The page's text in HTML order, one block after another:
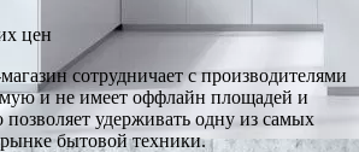
цен
сотрудничает с производителями
и не имеет оффлайн площадей и
удерживать одну из самых
бытовой техники.